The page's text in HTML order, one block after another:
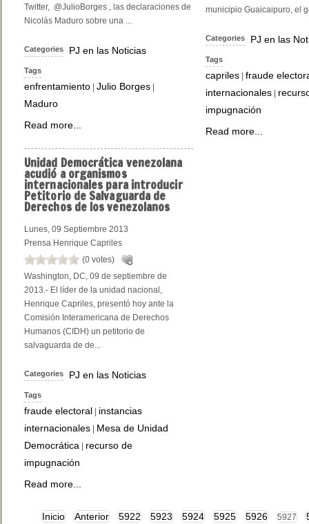
Twitter, ‏ @JulioBorges , las declaraciones de
Nicolás Maduro sobre una ...
Categories PJ en las Noticias
Tags
enfrentamiento | Julio Borges |
Maduro
Read more...
municipio Guaicaipuro, el
Categories PJ en las
Tags
capriles |fraude
internacionales |
impugnación
Read more...
Unidad Democrática venezolana
acudió a organismos
internacionales para introducir
Petitorio de Salvaguarda de
Derechos de los venezolanos
Lunes, 09 Septiembre 2013
Prensa Henrique Capriles
(0 votes)
Washington, DC, 09 de septiembre de
2013.- El líder de la unidad nacional,
Henrique Capriles, presentó hoy ante la
Comisión Interamericana de Derechos
Humanos (CIDH) un petitorio de
salvaguarda de de...
Categories PJ en las Noticias
Tags
fraude electoral
instancias
internacionales
Mesa de Unidad
Democrática
recurso de
impugnación
Read more...
Inicio Anterior 5922 5923 5924 5925 5926 5927